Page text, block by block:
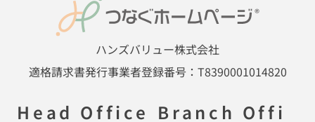
ハンズバリュー株式会社
適格請求書発行事業者登録番号：T8390001014820
Head Office Branch Offi